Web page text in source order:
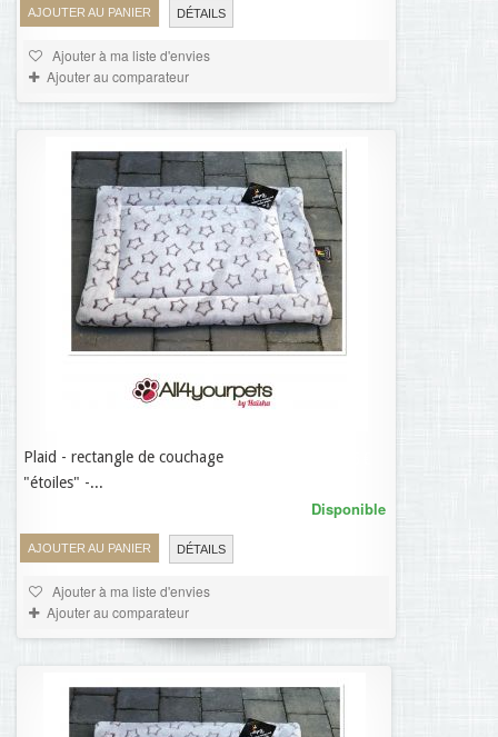
AJOUTER AU PANIER DÉTAILS
Ajouter à ma liste d'envies
Ajouter au comparateur
Plaid - rectangle de couchage
"étoiles" -...
AJOUTER AU PANIER DÉTAILS
Disponible
Ajouter à ma liste d'envies
Ajouter au comparateur